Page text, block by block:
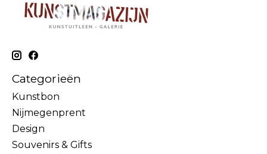
Categorieën
Kunstbon
Nijmegenprent
Design
Souvenirs & Gifts